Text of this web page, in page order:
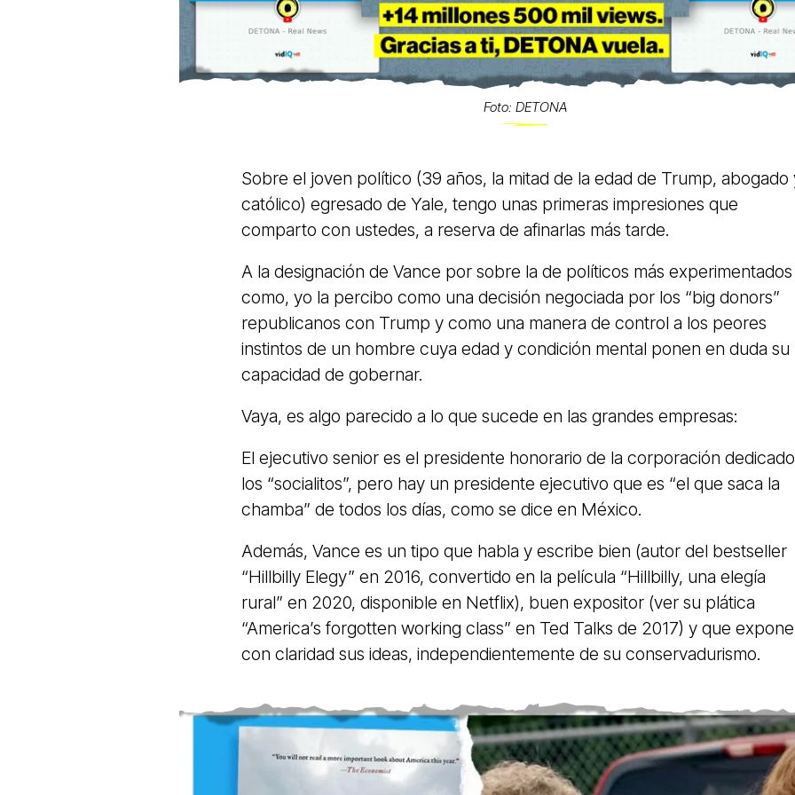
Foto: DETONA
Sobre el joven político (39 años, la mitad de la edad de Trump, abogado
católico) egresado de Yale, tengo unas primeras impresiones que
comparto con ustedes, a reserva de afinarlas más tarde.
A la designación de Vance por sobre la de políticos más experimentados
como, yo la percibo como una decisión negociada por los “big donors”
republicanos con Trump y como una manera de control a los peores
instintos de un hombre cuya edad y condición mental ponen en duda su
capacidad de gobernar.
Vaya, es algo parecido a lo que sucede en las grandes empresas:
El ejecutivo senior es el presidente honorario de la corporación
los “socialitos”, pero hay un presidente ejecutivo que es “el que saca la
chamba” de todos los días, como se dice en México.
Además, Vance es un tipo que habla y escribe bien (autor del bestseller
“Hillbilly Elegy” en 2016, convertido en la película “Hillbilly, una elegía
rural” en 2020, disponible en Netflix), buen expositor (ver su plática
“America’s forgotten working class” en Ted Talks de 2017) y que expone
con claridad sus ideas, independientemente de su conservadurismo.